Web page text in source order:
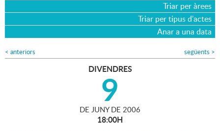
Triar per àrees
Triar per tipus d'actes
Anar a una data
< anteriors següents >
DIVENDRES
9
DE JUNY DE 2006
18:00H